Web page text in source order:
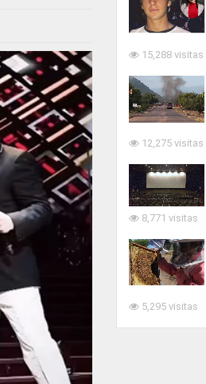
15,288 visitas
12,275 visitas
8,771 visitas
5,295 visitas